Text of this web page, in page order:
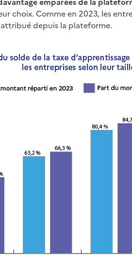
choix. Comme en 2023, les
attribué depuis la plateforme.